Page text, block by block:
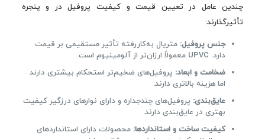
چندین عامل در تعیین قیمت و کیفیت پروفیل در و پنجره
تأثیرگذارند:
جنس پروفیل: متریال به‌کاررفته تأثیر مستقیمی بر قیمت
دارد. UPVC معمولاً ارزان‌تر از آلومینیوم است.
ضخامت و ابعاد: پروفیل‌های ضخیم‌تر استحکام بیشتری دارند
اما هزینه بالاتری دارند.
عایق‌بندی: پروفیل‌های چندجداره و دارای نوارهای درزگیر کیفیت
بهتری در عایق‌بندی دارند.
کیفیت ساخت و استانداردها: محصولات دارای استانداردهای